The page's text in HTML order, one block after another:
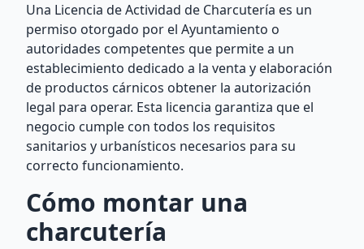
Una Licencia de Actividad de Charcutería es un
permiso otorgado por el Ayuntamiento o
autoridades competentes que permite a un
establecimiento dedicado a la venta y elaboración
de productos cárnicos obtener la autorización
legal para operar. Esta licencia garantiza que el
negocio cumple con todos los requisitos
sanitarios y urbanísticos necesarios para su
correcto funcionamiento.
Cómo montar una
charcutería